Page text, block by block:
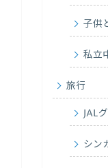
子供
私立
旅行
JAL
シン